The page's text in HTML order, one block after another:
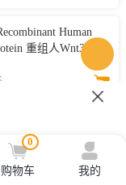
Human
重组人Wnt3a蛋
重组小鼠Noggin
0
购物车 我的